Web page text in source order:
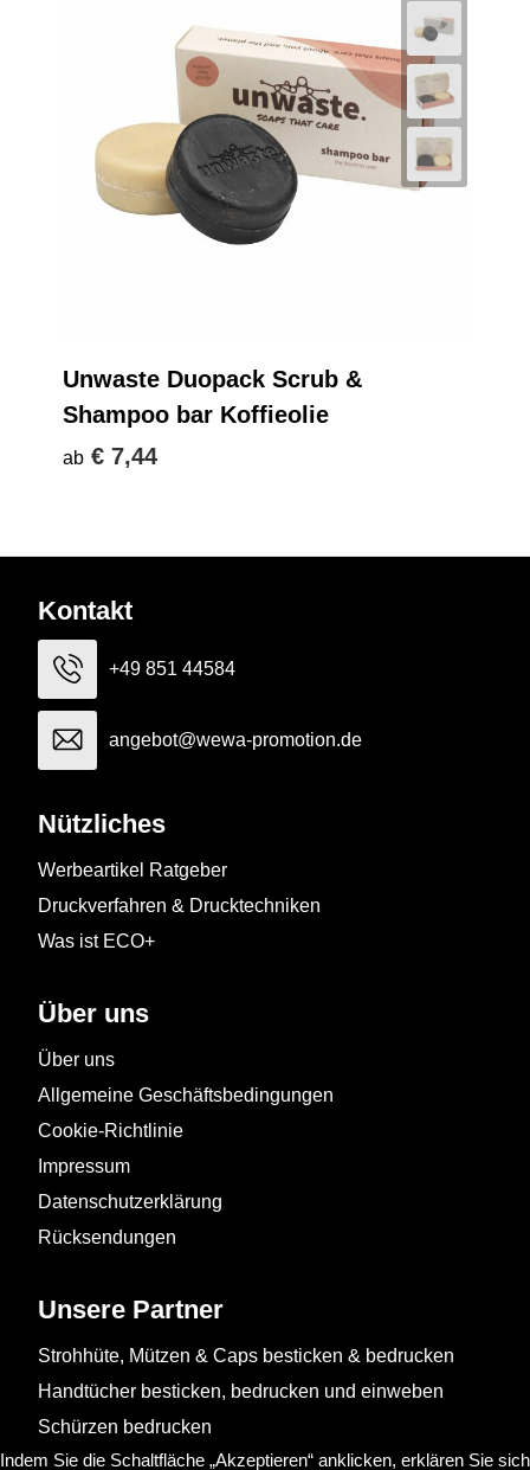
Unwaste Duopack Scrub &
Shampoo bar Koffieolie
ab € 7,44
Kontakt
+49 851 44584
angebot@wewa-promotion.de
Nützliches
Werbeartikel Ratgeber
Druckverfahren & Drucktechniken
Was ist ECO+
Über uns
Über uns
Allgemeine Geschäftsbedingungen
Cookie-Richtlinie
Impressum
Datenschutzerklärung
Rücksendungen
Unsere Partner
Strohhüte, Mützen & Caps besticken & bedrucken
Handtücher besticken, bedrucken und einweben
Schürzen bedrucken
Indem Sie die Schaltfläche „Akzeptieren“ anklicken, erklären Sie sich